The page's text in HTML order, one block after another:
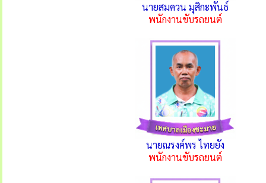
นายสมควน มุสิกะพันธ์
พนักงานขับรถยนต์
นายณรงค์พร ไทยยัง
พนักงานขับรถยนต์